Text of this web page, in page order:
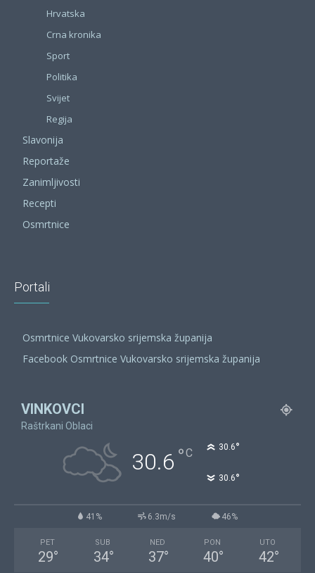
Hrvatska
Crna kronika
Sport
Politika
Svijet
Regija
Slavonija
Reportaže
Zanimljivosti
Recepti
Osmrtnice
Portali
Osmrtnice Vukovarsko srijemska županija
Facebook Osmrtnice Vukovarsko srijemska županija
VINKOVCI
Raštrkani Oblaci
30.6 °C 30.6°
30.6°
41% 6.3m/s 46%
PET
29°
SUB
34°
NED
37°
PON
40°
UTO
42°